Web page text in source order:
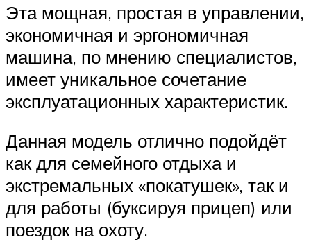
Эта мощная, простая в управлении,
экономичная и эргономичная
машина, по мнению специалистов,
имеет уникальное сочетание
эксплуатационных характеристик.
Данная модель отлично подойдёт
как для семейного отдыха и
экстремальных «покатушек», так и
для работы (буксируя прицеп) или
поездок на охоту.